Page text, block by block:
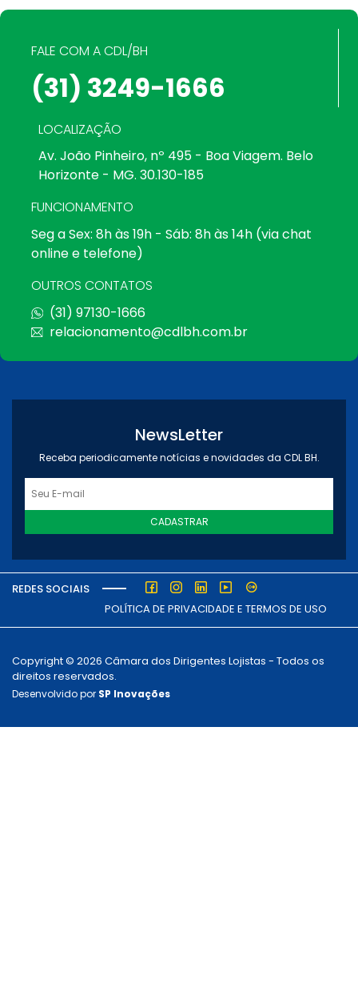
FALE COM A CDL/BH
(31) 3249-1666
LOCALIZAÇÃO
Av. João Pinheiro, nº 495 - Boa Viagem. Belo
Horizonte - MG. 30.130-185
FUNCIONAMENTO
Seg a Sex: 8h às 19h - Sáb: 8h às 14h (via chat
online e telefone)
OUTROS CONTATOS
(31) 97130-1666
relacionamento@cdlbh.com.br
NewsLetter
Receba periodicamente notícias e novidades da CDL BH.
CADASTRAR
REDES SOCIAIS
POLÍTICA DE PRIVACIDADE E TERMOS DE USO
Copyright © 2026 Câmara dos Dirigentes Lojistas - Todos os
direitos reservados.
Desenvolvido por SP Inovações